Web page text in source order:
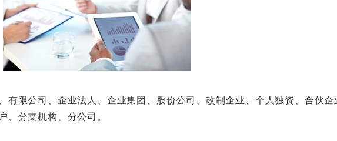
公司、企业法人、企业集团、股份公司、改制企业、个人独资、合伙企
分支机构、分公司。